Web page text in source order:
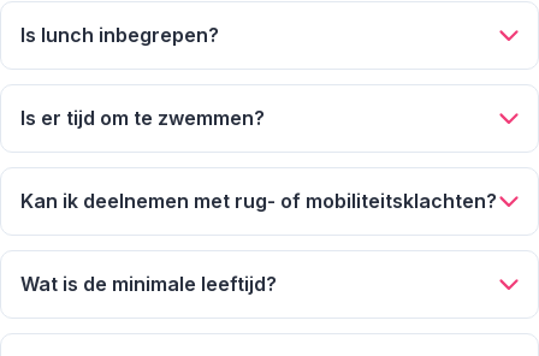
Is lunch inbegrepen?
Bij sommige dagtours is lunch en drinken inbegrepen. Dit staat
duidelijk vermeld.
Is er tijd om te zwemmen?
Ja, veel tours hebben strandstops waar je kunt zwemmen of
snorkelen. Dit is optioneel.
Kan ik deelnemen met rug- of mobiliteitsklachten?
Ja, de meeste gasten met lichte klachten kunnen deelnemen.
Houd rekening met korte wandelingen.
Wat is de minimale leeftijd?
Deze tours zijn geschikt voor alle leeftijden. Kinderprijzen